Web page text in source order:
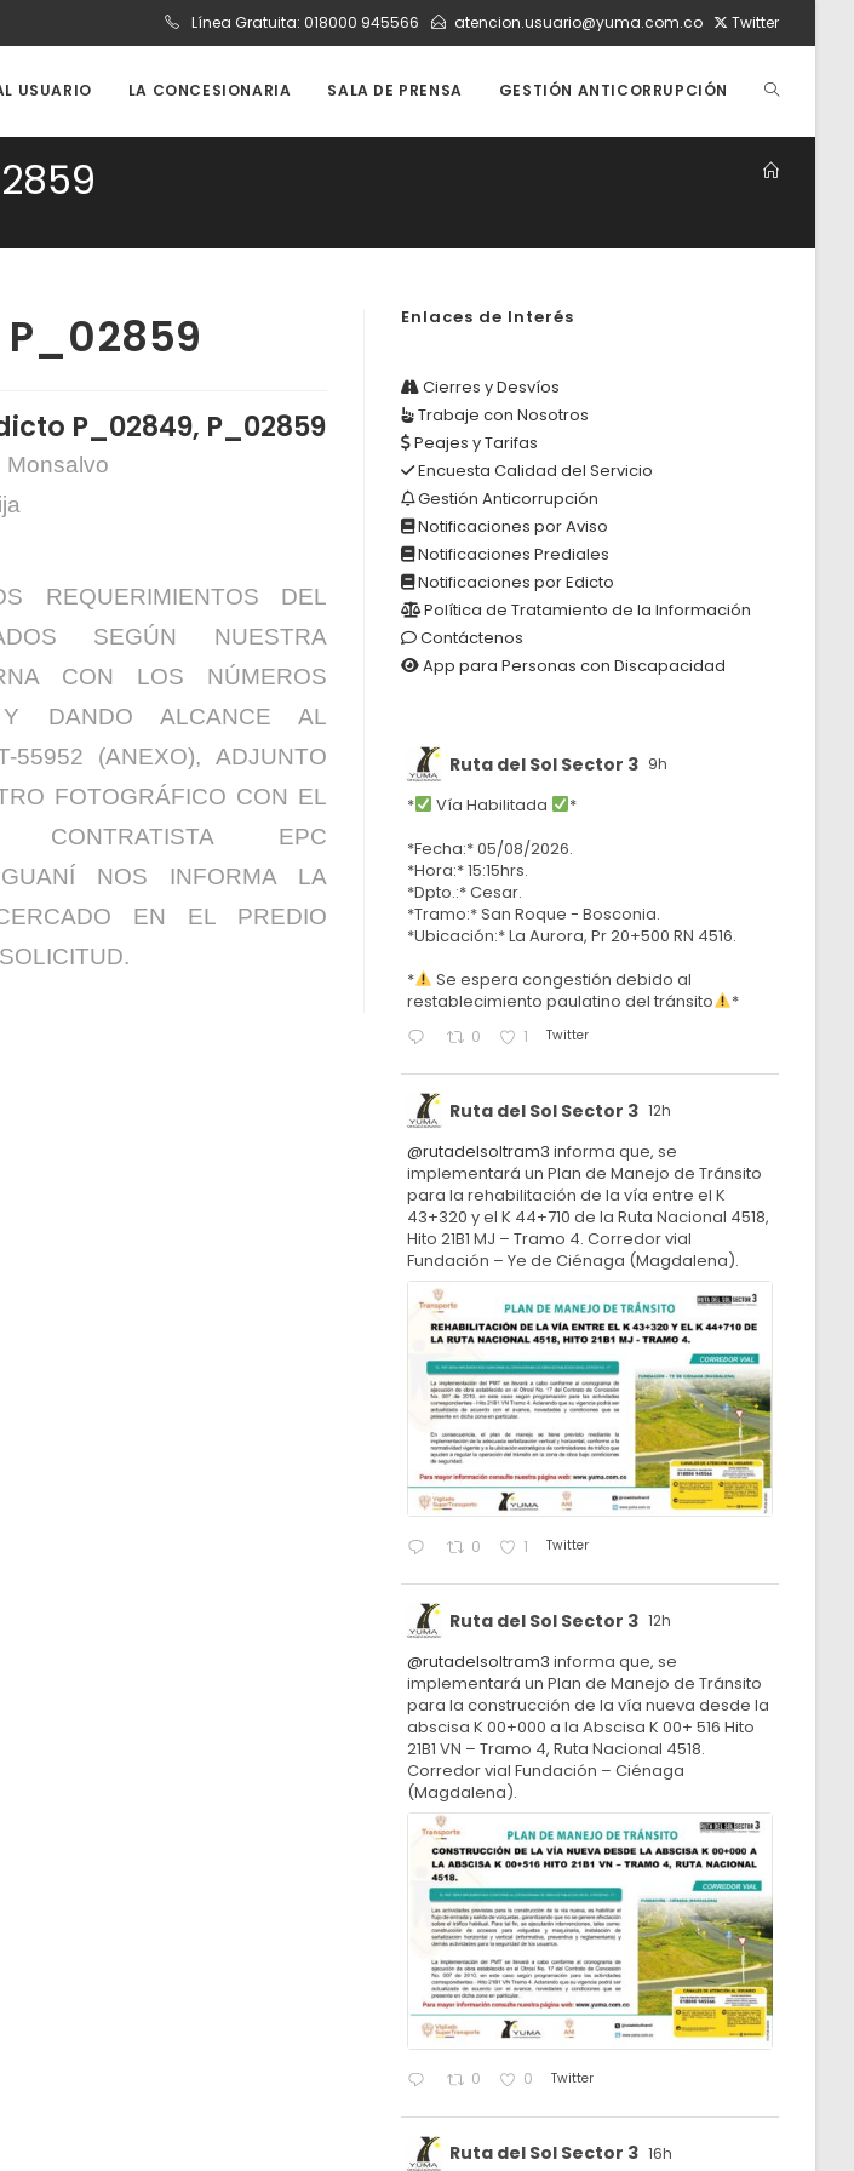
Línea Gratuita: 018000 945566 atencion.usuario@yuma.com.co Twitter
USUARIO LA CONCESIONARIA SALA DE PRENSA GESTIÓN ANTICORRUPCIÓN ALTERNAR
BÚSQUEDA
P_02849, P_02859
Monsalvo
REQUERIMIENTOS DEL
SEGÚN NUESTRA
CON LOS NÚMEROS
DANDO ALCANCE AL
55952 (ANEXO), ADJUNTO
FOTOGRÁFICO CON EL
CONTRATISTA EPC
NOS INFORMA LA
EN EL PREDIO
Enlaces de Interés
Cierres y Desvíos
Trabaje con Nosotros
Peajes y Tarifas
Encuesta Calidad del Servicio
Gestión Anticorrupción
Notificaciones por Aviso
Notificaciones Prediales
Notificaciones por Edicto
Política de Tratamiento de la Información
Contáctenos
App para Personas con Discapacidad
Ruta del Sol Sector 3 9h
* Vía Habilitada
*
*Fecha:* 05/08/2026.
*Hora:* 15:15hrs.
*Dpto.:* Cesar.
*Tramo:* San Roque - Bosconia.
*Ubicación:* La Aurora, Pr 20+500 RN 4516.
*
Se espera congestión debido al
restablecimiento paulatino del tránsito
*
0 1 Twitter
Ruta del Sol Sector 3 12h
@rutadelsoltram3 informa que, se
implementará un Plan de Manejo de Tránsito
para la rehabilitación de la vía entre el K
43+320 y el K 44+710 de la Ruta Nacional 4518,
Hito 21B1 MJ – Tramo 4. Corredor vial
Fundación – Ye de Ciénaga (Magdalena).
0 1 Twitter
Ruta del Sol Sector 3 12h
@rutadelsoltram3 informa que, se
implementará un Plan de Manejo de Tránsito
para la construcción de la vía nueva desde la
abscisa K 00+000 a la Abscisa K 00+ 516 Hito
21B1 VN – Tramo 4, Ruta Nacional 4518.
Corredor vial Fundación – Ciénaga
(Magdalena).
0 0 Twitter
Ruta del Sol Sector 3 16h